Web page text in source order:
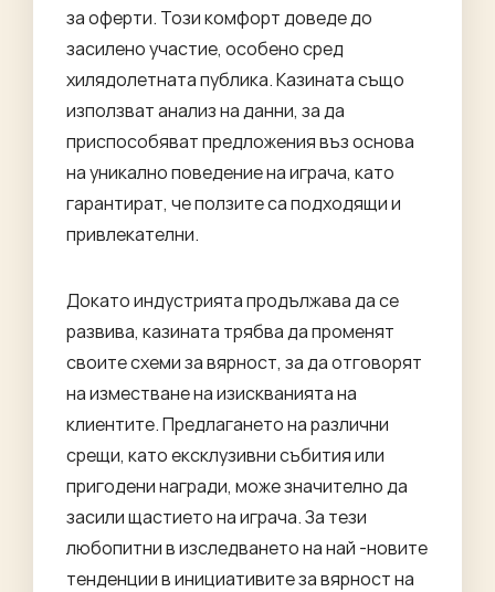
за оферти. Този комфорт доведе до
засилено участие, особено сред
хилядолетната публика. Казината също
използват анализ на данни, за да
приспособяват предложения въз основа
на уникално поведение на играча, като
гарантират, че ползите са подходящи и
привлекателни.
Докато индустрията продължава да се
развива, казината трябва да променят
своите схеми за вярност, за да отговорят
на изместване на изискванията на
клиентите. Предлагането на различни
срещи, като ексклузивни събития или
пригодени награди, може значително да
засили щастието на играча. За тези
любопитни в изследването на най -новите
тенденции в инициативите за вярност на